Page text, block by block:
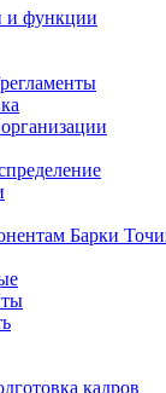
и функции
Барки
кадров